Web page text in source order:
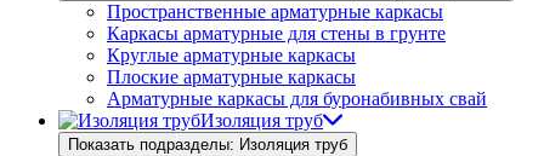
Пространственные арматурные каркасы
Каркасы арматурные для стены в грунте
Круглые арматурные каркасы
Плоские арматурные каркасы
Арматурные каркасы для буронабивных свай
Изоляция труб
Показать подразделы: Изоляция труб